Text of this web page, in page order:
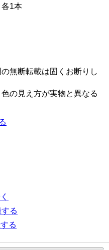
1本
無断転載は固くお断りし
の見え方が実物と異なる
る
る